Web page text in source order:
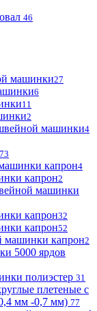
46
машинки27
6
11
2
машинки4
капрон4
капрон2
машинки
капрон32
капрон52
машинки капрон2
5000 ярдов
полиэстер 31
плетеные с
мм -0,7 мм) 77